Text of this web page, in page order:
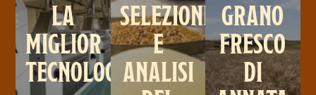
LA
MIGLIOR
TECNOLOGIA
SELEZIONE
E
ANALISI
GRANO
FRESCO
DI